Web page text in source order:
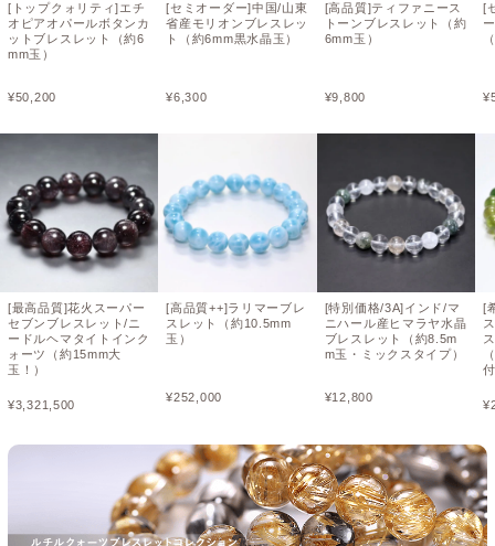
[トップクォリティ]エチ
オピアオパールボタンカ
ットブレスレット（約6
mm玉）
¥50,200
[最高品質]花火スーパー
セブンブレスレット/ニ
ードルヘマタイトインク
ォーツ（約15mm大
玉！）
¥3,321,500
[セミオーダー]中国/山東
省産モリオンブレスレッ
ト（約6mm黒水晶玉）
¥6,300
[高品質++]ラリマーブレ
スレット（約10.5mm
玉）
¥252,000
[高品質]ティファニース
トーンブレスレット（約
6mm玉）
¥9,800
[特別価格/3A]インド/マ
ニハール産ヒマラヤ水晶
ブレスレット（約8.5m
m玉・ミックスタイプ）
¥12,800
[
¥
[
¥